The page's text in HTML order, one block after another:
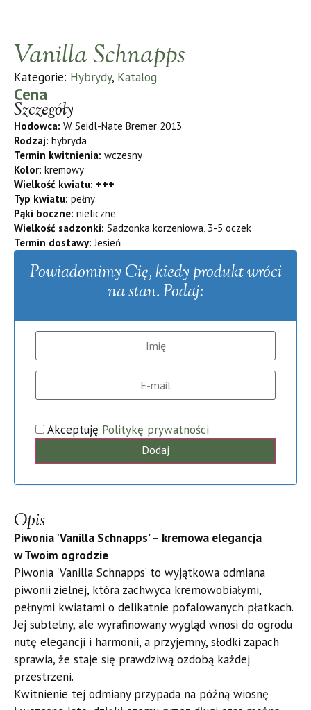
Vanilla Schnapps
Kategorie: Hybrydy, Katalog
Cena
Szczegóły
Hodowca: W. Seidl-Nate Bremer 2013
Rodzaj: hybryda
Termin kwitnienia: wczesny
Kolor: kremowy
Wielkość kwiatu: +++
Typ kwiatu: pełny
Pąki boczne: nieliczne
Wielkość sadzonki: Sadzonka korzeniowa, 3-5 oczek
Termin dostawy: Jesień
Powiadomimy Cię, kiedy produkt wróci
na stan. Podaj:
Akceptuję Politykę prywatności
Dodaj
Opis
Piwonia 'Vanilla Schnapps’ – kremowa elegancja
w Twoim ogrodzie
Piwonia 'Vanilla Schnapps’ to wyjątkowa odmiana
piwonii zielnej, która zachwyca kremowobiałymi,
pełnymi kwiatami o delikatnie pofalowanych płatkach.
Jej subtelny, ale wyrafinowany wygląd wnosi do ogrodu
nutę elegancji i harmonii, a przyjemny, słodki zapach
sprawia, że staje się prawdziwą ozdobą każdej
przestrzeni.
Kwitnienie tej odmiany przypada na późną wiosnę